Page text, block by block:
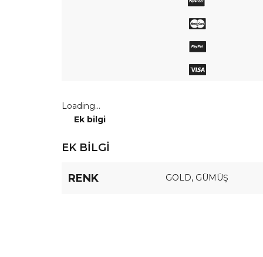
Loading...
Ek bilgi
EK BILGI
RENK GOLD, GÜMÜŞ